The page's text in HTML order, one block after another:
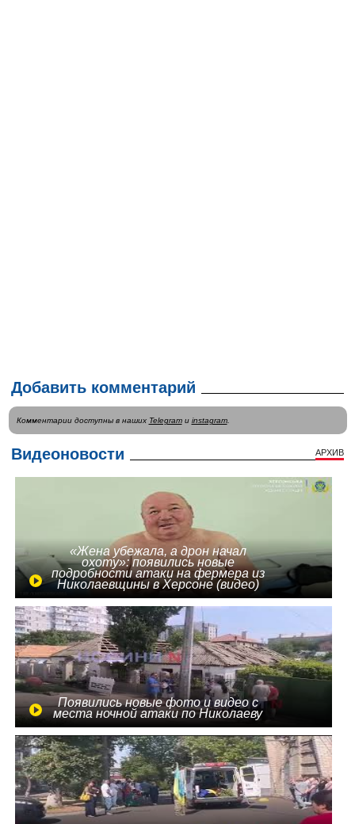
Добавить комментарий
Комментарии доступны в наших Telegramи instagram.
Видеоновости АРХИВ
«Жена убежала, а дрон начал
охоту»: появились новые
подробности атаки на фермера из
Николаевщины в Херсоне (видео)
Появились новые фото и видео с
места ночной атаки по Николаеву